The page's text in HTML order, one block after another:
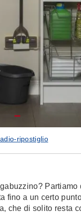
ripostiglio
fino a un certo
che di solito resta